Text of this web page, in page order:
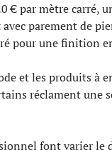
par mètre carré,
avec parement de
pour une finition
et les produits à
réclament une
font varier le